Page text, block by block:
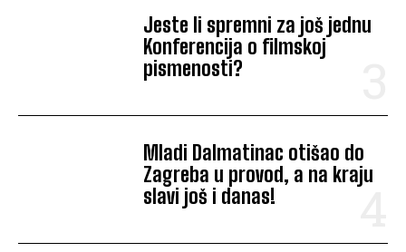
Jeste li spremni za još jednu
Konferencija o filmskoj
pismenosti?
Mladi Dalmatinac otišao do
Zagreba u provod, a na kraju
slavi još i danas!